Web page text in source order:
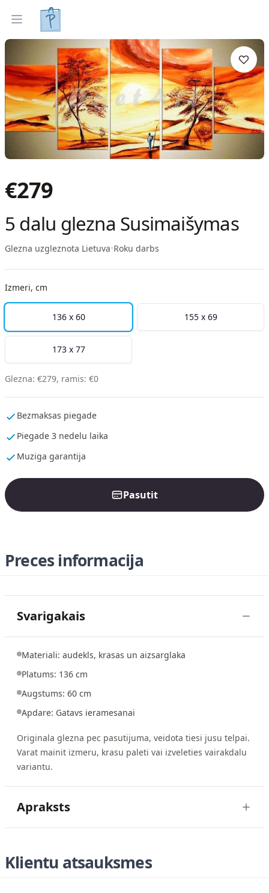
Open menu
Gleznas Izveleties pec interjera
€279
5 dalu glezna Susimaišymas
Glezna uzgleznota Lietuva•Roku darbs
Izmeri, cm
136 x 60 155 x 69
173 x 77
Glezna: €279, ramis: €0
Bezmaksas piegade
Piegade 3 nedelu laika
Muziga garantija
Pasutit
Preces informacija
Svarigakais
Materiali: audekls, krasas un aizsarglaka
Platums: 136 cm
Augstums: 60 cm
Apdare: Gatavs ieramesanai
Originala glezna pec pasutijuma, veidota tiesi jusu telpai.
Varat mainit izmeru, krasu paleti vai izveleties vairakdalu
variantu.
Apraksts
Klientu atsauksmes